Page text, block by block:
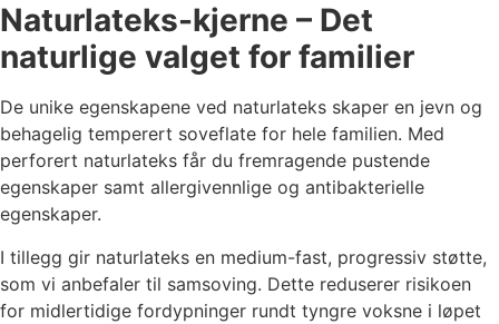
Naturlateks-kjerne – Det
naturlige valget for familier
De unike egenskapene ved naturlateks skaper en jevn og
behagelig temperert soveflate for hele familien. Med
perforert naturlateks får du fremragende pustende
egenskaper samt allergivennlige og antibakterielle
egenskaper.
I tillegg gir naturlateks en medium-fast, progressiv støtte,
som vi anbefaler til samsoving. Dette reduserer risikoen
for midlertidige fordypninger rundt tyngre voksne i løpet